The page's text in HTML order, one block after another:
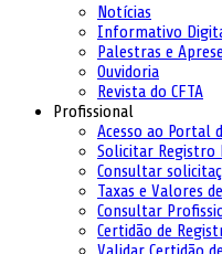
Notícias
Informativo
Palestras e
Ouvidoria
Revista do CFTA
Profissional
Acesso ao Portal
Solicitar Registro
Consultar
Taxas e Valores
Consultar
Certidão de